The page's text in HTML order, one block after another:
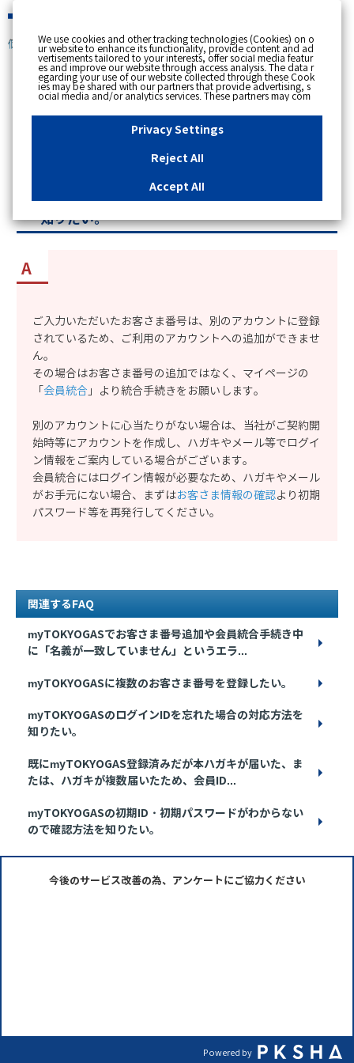
個人のお客さま
[ トップへ戻る ]
カテゴリー表示
更新日時 : 2024/05/23 10:24
myTOKYOGASでお客さま番号を追加しようとす
ると「別のアカウントに登録されている」（エラ
ーコード：CN-13）と表示される時の対応方法を
知りたい。
ご入力いただいたお客さま番号は、別のアカウントに登録
されているため、ご利用のアカウントへの追加ができませ
ん。
その場合はお客さま番号の追加ではなく、マイページの
「会員統合 」より統合手続きをお願いします。
別のアカウントに心当たりがない場合は、当社がご契約開
始時等にアカウントを作成し、ハガキやメール等でログイ
ン情報をご案内している場合がございます。
会員統合にはログイン情報が必要なため、ハガキやメール
がお手元にない場合、まずはお客さま情報の確認より初期
パスワード等を再発行してください。
関連するFAQ
myTOKYOGASでお客さま番号追加や会員統合手続き中
に「名義が一致していません」というエラ...
myTOKYOGASに複数のお客さま番号を登録したい。
myTOKYOGASのログインIDを忘れた場合の対応方法を
知りたい。
既にmyTOKYOGAS登録済みだが本ハガキが届いた、ま
たは、ハガキが複数届いたため、会員ID...
myTOKYOGASの初期ID・初期パスワードがわからない
ので確認方法を知りたい。
今後のサービス改善の為、アンケートにご協力ください
Powered by
We use cookies and other tracking technologies (Cookies) on o
ur website to enhance its functionality, provide content and ad
vertisements tailored to your interests, offer social media featur
es and improve our website through access analysis. The data r
egarding your use of our website collected through these Cook
ies may be shared with our partners that provide advertising, s
ocial media and/or analytics services. These partners may com
bine the data shared by us with other data that you have provi
ded to them or that they have collected from your use of their s
ervices or other websites to analyse and optimise advertisemen
ts delivered to you by businesses other than us on the internet.
essary Cookies, please click "Reject All". If you agree to the use
of all Cookies, please click "Accept All". To select your preferen
u can change your consent or rejection settings at any time by c
"Privacy Settings"button on this banner or through y
our browser's "Settings". For more information regarding the pr
site, please refer to the link below.Cookies DetailsPrivacy Polic
y
Privacy Settings
Reject All
Accept All